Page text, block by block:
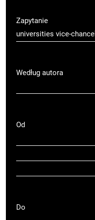
Zapytanie
Według autora
Od
Do